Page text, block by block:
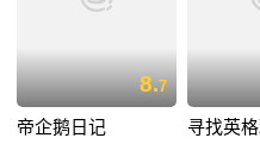
8.7
帝企鹅日记 寻找英